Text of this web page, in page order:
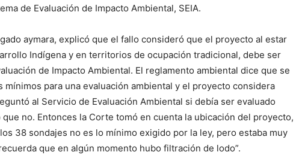
de Evaluación de Impacto Ambiental, SEIA.
aymara, explicó que el fallo consideró que el proyecto al estar
Indígena y en territorios de ocupación tradicional, debe ser
de Impacto Ambiental. El reglamento ambiental dice que se
mínimos para una evaluación ambiental y el proyecto considera
al Servicio de Evaluación Ambiental si debía ser evaluado
no. Entonces la Corte tomó en cuenta la ubicación del proyecto,
38 sondajes no es lo mínimo exigido por la ley, pero estaba muy
que en algún momento hubo filtración de lodo”.